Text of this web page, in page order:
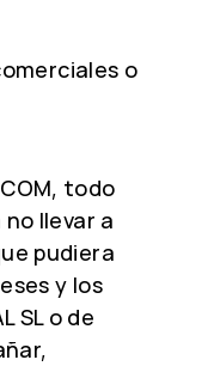
o
todo
llevar a
pudiera
y los
SL o de